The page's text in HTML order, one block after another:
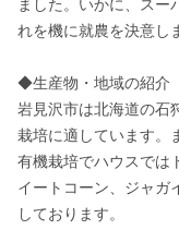
ました。いかに、スー
れを機に就農を決意し
◆生産物・地域の紹介
岩見沢市は北海道の石
栽培に適しています。
有機栽培でハウスでは
イートコーン、ジャガ
しております。